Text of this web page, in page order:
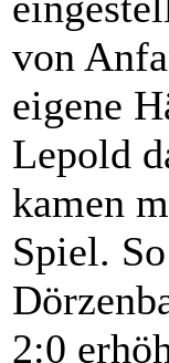
von
eigene
Lepold
kamen
Spiel.
2:0